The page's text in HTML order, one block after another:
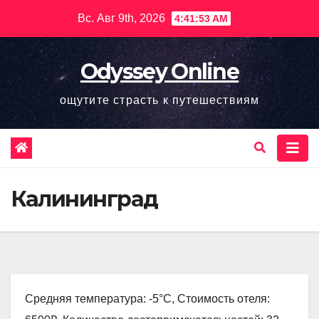
содержимому
Вс. Авг 9th, 2026 4:41:54 AM
Odyssey Online
ощутите страсть к путешествиям
Калининград
Средняя температура: -5°C, Стоимость отеля: